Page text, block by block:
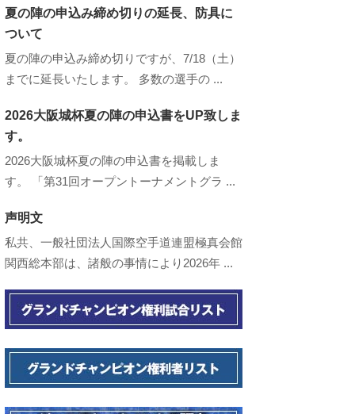
夏の陣の申込み締め切りの延長、防具に
ついて
夏の陣の申込み締め切りですが、7/18（土）
までに延長いたします。 多数の選手の ...
2026大阪城杯夏の陣の申込書をUP致しま
す。
2026大阪城杯夏の陣の申込書を掲載しま
す。 「第31回オープントーナメントグラ ...
声明文
私共、一般社団法人国際空手道連盟極真会館
関西総本部は、諸般の事情により2026年 ...